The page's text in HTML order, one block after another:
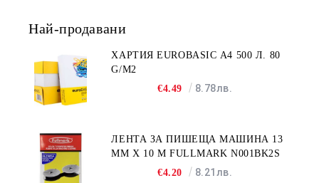
Най-продавани
ХАРТИЯ EUROBASIC А4 500 Л. 80
G/M2
€4.49
8.78лв.
ЛЕНТА ЗА ПИШЕЩА МАШИНА 13
MM X 10 M FULLMARK N001BK2S
€4.20
8.21лв.